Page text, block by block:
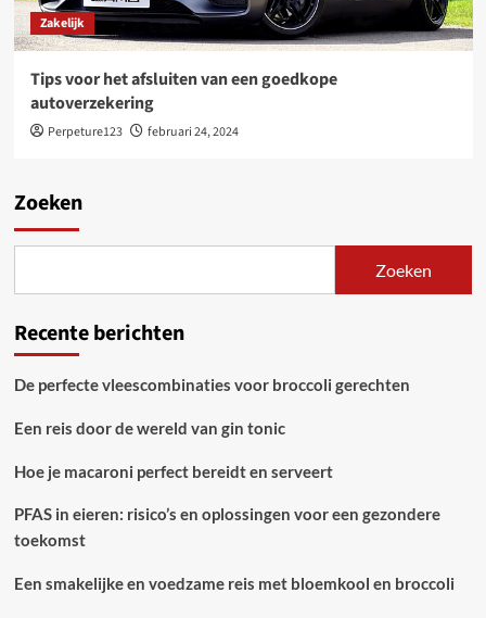
Zakelijk
Tips voor het afsluiten van een goedkope
autoverzekering
Perpeture123 februari 24, 2024
Zoeken
Zoeken
Recente berichten
De perfecte vleescombinaties voor broccoli gerechten
Een reis door de wereld van gin tonic
Hoe je macaroni perfect bereidt en serveert
PFAS in eieren: risico’s en oplossingen voor een gezondere
toekomst
Een smakelijke en voedzame reis met bloemkool en broccoli